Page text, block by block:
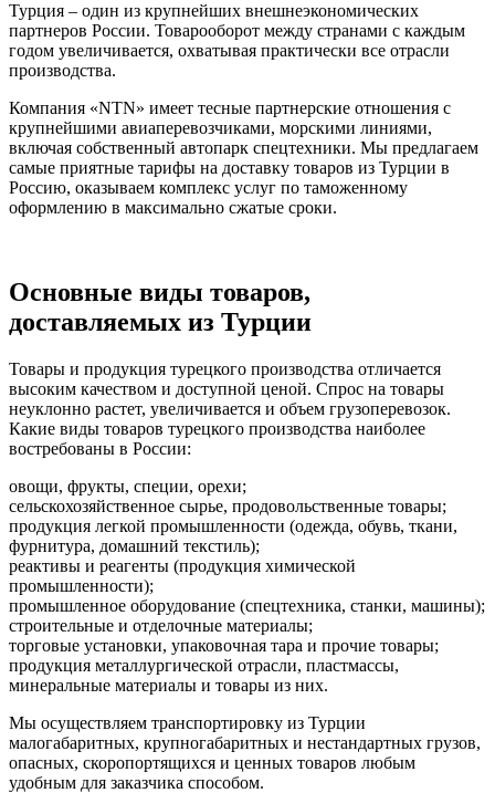
Турция – один из крупнейших внешнеэкономических
партнеров России. Товарооборот между странами с каждым
годом увеличивается, охватывая практически все отрасли
производства.
Компания «NTN» имеет тесные партнерские отношения с
крупнейшими авиаперевозчиками, морскими линиями,
включая собственный автопарк спецтехники. Мы предлагаем
самые приятные тарифы на доставку товаров из Турции в
Россию, оказываем комплекс услуг по таможенному
оформлению в максимально сжатые сроки.
Основные виды товаров,
доставляемых из Турции
Товары и продукция турецкого производства отличается
высоким качеством и доступной ценой. Спрос на товары
неуклонно растет, увеличивается и объем грузоперевозок.
Какие виды товаров турецкого производства наиболее
востребованы в России:
овощи, фрукты, специи, орехи;
сельскохозяйственное сырье, продовольственные товары;
продукция легкой промышленности (одежда, обувь, ткани,
фурнитура, домашний текстиль);
реактивы и реагенты (продукция химической
промышленности);
промышленное оборудование (спецтехника, станки, машины);
строительные и отделочные материалы;
торговые установки, упаковочная тара и прочие товары;
продукция металлургической отрасли, пластмассы,
минеральные материалы и товары из них.
Мы осуществляем транспортировку из Турции
малогабаритных, крупногабаритных и нестандартных грузов,
опасных, скоропортящихся и ценных товаров любым
удобным для заказчика способом.